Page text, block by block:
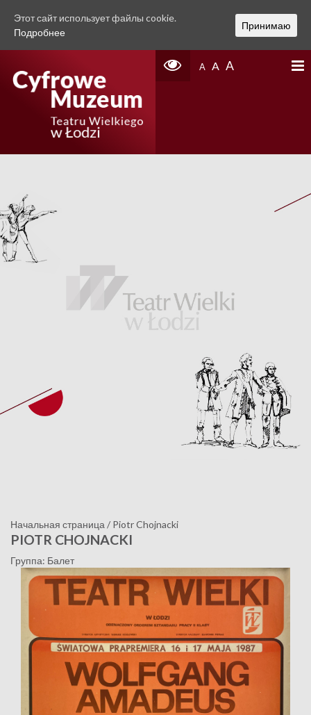
A A A
Начальная страница / Piotr Chojnacki
PIOTR CHOJNACKI
Группа: Балет
Этот сайт использует файлы cookie.
Подробнее
Принимаю